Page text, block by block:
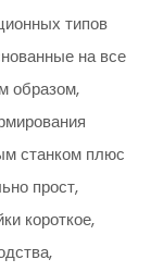
типов
на все
образом,
станком плюс
прост,
короткое,